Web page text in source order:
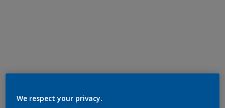
We respect your privacy.